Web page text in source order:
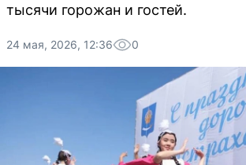
тысячи горожан и гостей.
24 мая, 2026, 12:36 0